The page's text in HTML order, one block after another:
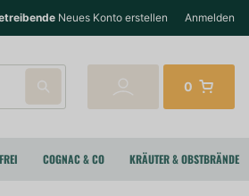
Neues Konto erstellen Anmelden
0
COGNAC & CO KRÄUTER & OBSTBRÄNDE